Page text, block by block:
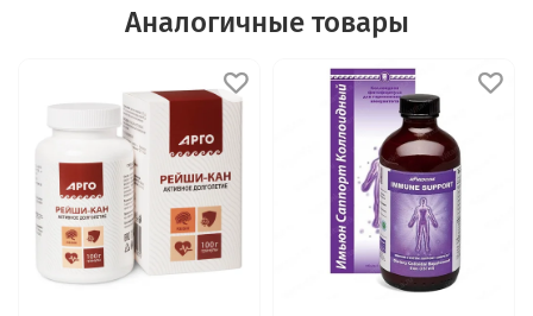
Аналогичные товары